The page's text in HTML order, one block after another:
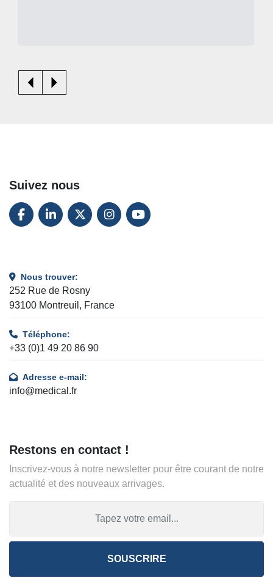
Suivez nous
FACEBOOK
LINKEDINTWITTERINSTAGRAM
YOUTUBE
Nous trouver:
252 Rue de Rosny
93100 Montreuil, France
Téléphone:
+33 (0)1 49 20 86 90
Adresse e-mail:
info@medical.fr
Restons en contact !
Inscrivez-vous à notre newsletter pour être courant de notre
actualité et des nouveaux arrivages.
SOUSCRIRE